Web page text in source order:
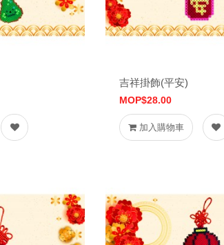
吉祥掛飾(平安)
MOP$28.00
加入購物車